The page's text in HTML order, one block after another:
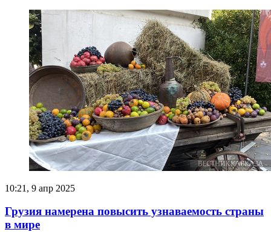
10:21, 9 апр 2025
Грузия намерена повысить узнаваемость страны
в мире